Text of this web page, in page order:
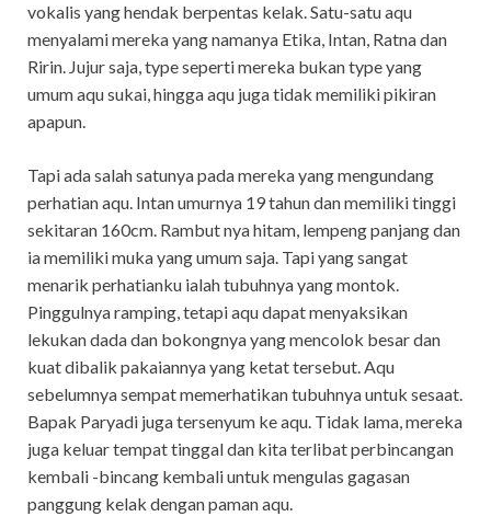
vokalis yang hendak berpentas kelak. Satu-satu aqu
menyalami mereka yang namanya Etika, Intan, Ratna dan
Ririn. Jujur saja, type seperti mereka bukan type yang
umum aqu sukai, hingga aqu juga tidak memiliki pikiran
apapun.
Tapi ada salah satunya pada mereka yang mengundang
perhatian aqu. Intan umurnya 19 tahun dan memiliki tinggi
sekitaran 160cm. Rambut nya hitam, lempeng panjang dan
ia memiliki muka yang umum saja. Tapi yang sangat
menarik perhatianku ialah tubuhnya yang montok.
Pinggulnya ramping, tetapi aqu dapat menyaksikan
lekukan dada dan bokongnya yang mencolok besar dan
kuat dibalik pakaiannya yang ketat tersebut. Aqu
sebelumnya sempat memerhatikan tubuhnya untuk sesaat.
Bapak Paryadi juga tersenyum ke aqu. Tidak lama, mereka
juga keluar tempat tinggal dan kita terlibat perbincangan
kembali -bincang kembali untuk mengulas gagasan
panggung kelak dengan paman aqu.